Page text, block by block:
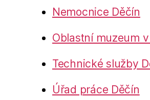
Nemocnice Děčín
Oblastní muzeum
Technické služby
Úřad práce Děčín